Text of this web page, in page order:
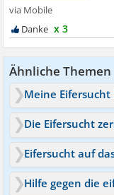
x 3
Ähnliche Themen
Meine
Die Eifersucht
Eifersucht auf
Hilfe gegen die